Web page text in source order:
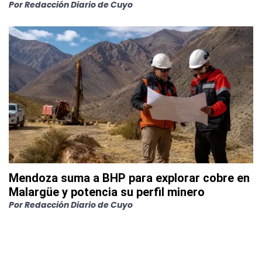
PorRedacción Diario de Cuyo
Mendoza suma a BHP para explorar cobre en
Malargüe y potencia su perfil minero
PorRedacción Diario de Cuyo